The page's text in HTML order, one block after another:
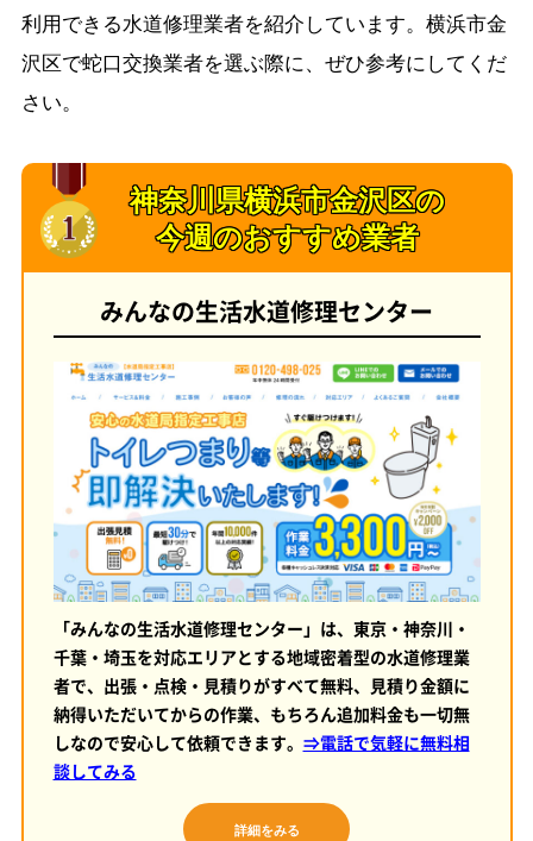
利用できる水道修理業者を紹介しています。横浜市金
沢区で蛇口交換業者を選ぶ際に、ぜひ参考にしてくだ
さい。
神奈川県横浜市金沢区の
今週のおすすめ業者
みんなの生活水道修理センター
「みんなの生活水道修理センター」は、東京・神奈川・
千葉・埼玉を対応エリアとする地域密着型の水道修理業
者で、出張・点検・見積りがすべて無料、見積り金額に
納得いただいてからの作業、もちろん追加料金も一切無
しなので安心して依頼できます。 ⇒電話で気軽に無料相
談してみる
詳細をみる